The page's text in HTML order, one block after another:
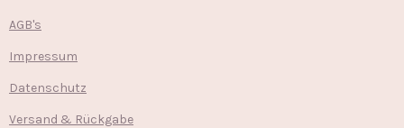
AGB's
Impressum
Datenschutz
Versand & Rückgabe